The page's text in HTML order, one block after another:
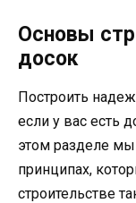
Основы
досок
Построить
если у вас есть
этом разделе
принципах,
строительстве